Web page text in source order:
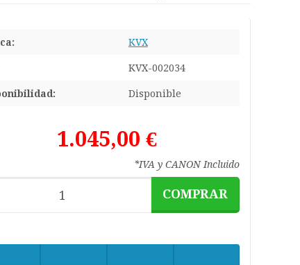
KVX
KVX-002034
Disponible
1.045,00 €
*IVA y CANON Incluido
COMPRAR